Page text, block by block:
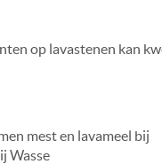
op lavastenen kan
mest en lavameel bij
Wasse